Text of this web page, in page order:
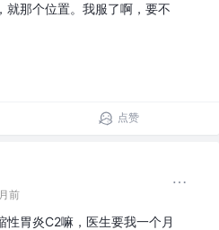
就那个位置。我服了啊，要不
点赞
前
性胃炎C2嘛，医生要我一个月